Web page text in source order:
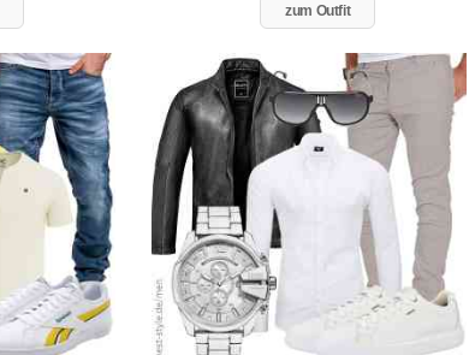
zum Outfit